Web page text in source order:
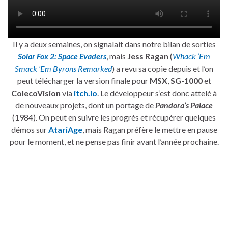
Il y a deux semaines, on signalait dans notre bilan de sorties
Solar Fox 2: Space Evaders , mais Jess Ragan (Whack ‘Em
Smack ‘Em Byrons Remarked) a revu sa copie depuis et l’on
peut télécharger la version finale pour MSX, SG-1000et
ColecoVision via itch.io . Le développeur s’est donc attelé à
de nouveaux projets, dont un portage de Pandora’s Palace
(1984). On peut en suivre les progrès et récupérer quelques
démos sur AtariAge, mais Ragan préfère le mettre en pause
pour le moment, et ne pense pas finir avant l’année prochaine.